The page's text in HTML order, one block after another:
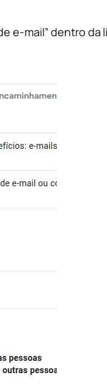
e-mail” dentro da